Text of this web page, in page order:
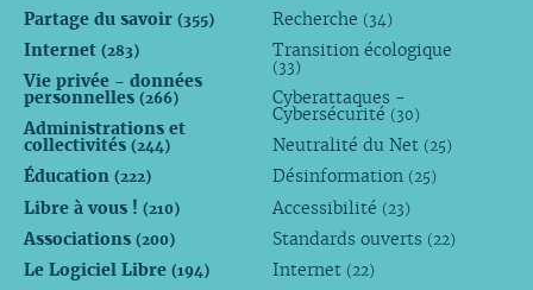
Partage du savoir (355)
Internet (283)
Vie privée - données
personnelles (266)
Administrations et
collectivités (244)
Éducation (222)
Libre à vous ! (210)
Associations (200)
Le Logiciel Libre (194)
Recherche (34)
Transition écologique
(33)
Cyberattaques -
Cybersécurité (30)
Neutralité du Net (25)
Désinformation (25)
Accessibilité (23)
Standards ouverts (22)
Internet (22)